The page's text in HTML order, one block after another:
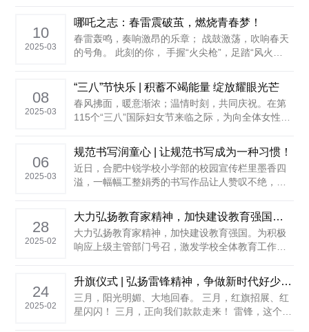
人类生存的关系，懂得爱护环境的意义，激发幼儿
热爱大自然的情感，让孩子们在活动中感受生命的
力量，近日，合肥中锐学校幼儿园开展了......
10
2025-03
哪吒之志：春雷震破茧，燃烧青春梦！
春雷轰鸣，奏响激昂的乐章； 战鼓激荡，吹响春天
的号角。 此刻的你， 手握“火尖枪”，足踏“风火
不懈 坚守教育初心 ......
08
2025-03
“三八”节快乐 | 积蓄不竭能量 绽放耀眼光芒
春风拂面，暖意渐浓；温情时刻，共同庆祝。在第
115个“三八”国际妇女节来临之际，为向全体女性教
肥中锐学校工会委员会精心布置，举办“三八”节主题
庆祝活动。校领导亲临现场，为全体女性教职员工
送上了一份特别的惊喜，校园内洋溢着美好与温
馨。 ......
06
2025-03
规范书写润童心 | 让规范书写成为一种习惯！
近日，合肥中锐学校小学部的校园宣传栏里墨香四
溢，一幅幅工整娟秀的书写作品让人赞叹不绝，为
写活动根据学生的认知特点，构建“阶梯式”书写框
架。书写过程中，同学们个个满怀热情，用心书写
每一个笔画、每一个汉字、每一个数字和每一个英
文单词。他们......
28
2025-02
大力弘扬教育家精神，加快建设教育强国——合肥中锐学校组织收看“教育家精神”2025年巡回宣讲活动
大力弘扬教育家精神，加快建设教育强国。为积极
响应上级主管部门号召，激发学校全体教育工作者
参加了由安徽省教育厅主办的“教育家精神”2025年
巡回宣讲线上学习活动。 认真聆听 深受启发 ......
24
2025-02
升旗仪式 | 弘扬雷锋精神，争做新时代好少年！
三月，阳光明媚、大地回春。 三月，红旗招展、红
星闪闪！ 三月，正向我们款款走来！ 雷锋，这个名